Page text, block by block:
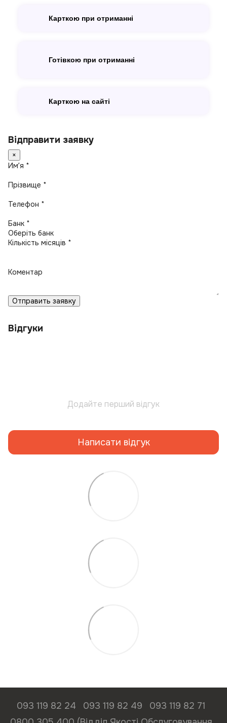
Карткою при отриманні
Готівкою при отриманні
Карткою на сайті
Відправити заявку
×
Имʼя *
Прізвище *
Телефон *
Банк *
Кількість місяців *
Коментар
Отправить заявку
Відгуки
Додайте перший відгук
Написати відгук
093 119 82 24 093 119 82 49
093 119 82 71